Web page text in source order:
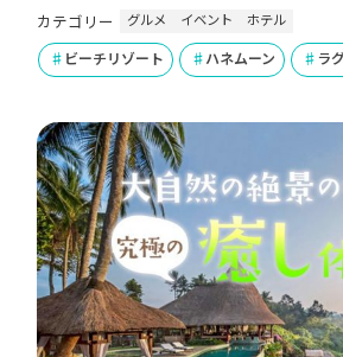
カテゴリー グルメ イベント ホテル
ビーチリゾート ハネムーン ラ